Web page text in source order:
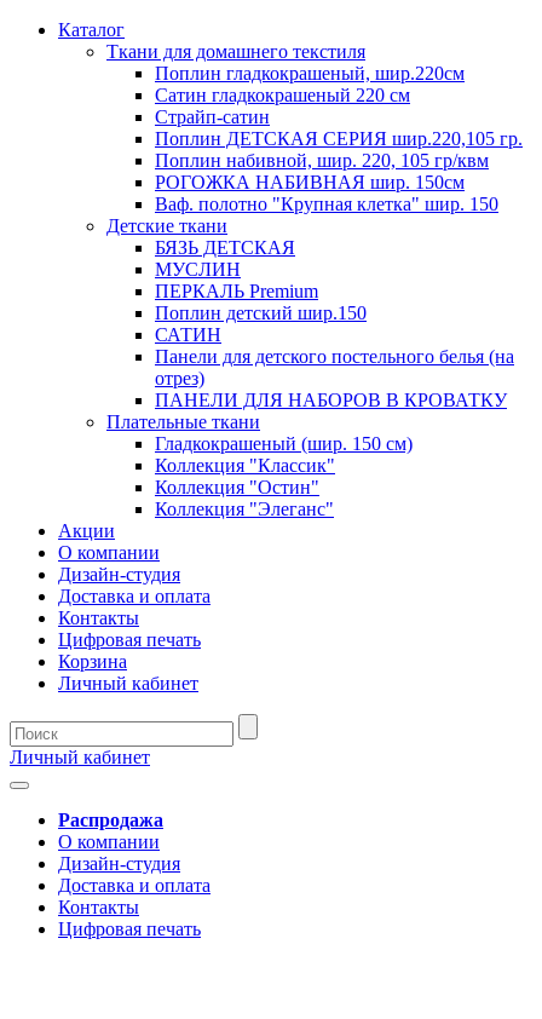
Каталог
Ткани для домашнего текстиля
Поплин гладкокрашеный, шир.220см
Сатин гладкокрашеный 220 см
Страйп-сатин
Поплин ДЕТСКАЯ СЕРИЯ шир.220,105 гр.
Поплин набивной, шир. 220, 105 гр/квм
РОГОЖКА НАБИВНАЯ шир. 150см
Ваф. полотно "Крупная клетка" шир. 150
Детские ткани
БЯЗЬ ДЕТСКАЯ
МУСЛИН
ПЕРКАЛЬ Premium
Поплин детский шир.150
САТИН
Панели для детского постельного белья (на
отрез)
ПАНЕЛИ ДЛЯ НАБОРОВ В КРОВАТКУ
Плательные ткани
Гладкокрашеный (шир. 150 см)
Коллекция "Классик"
Коллекция "Остин"
Коллекция "Элеганс"
Акции
О компании
Дизайн-студия
Доставка и оплата
Контакты
Цифровая печать
Корзина
Личный кабинет
Личный кабинет
Распродажа
О компании
Дизайн-студия
Доставка и оплата
Контакты
Цифровая печать